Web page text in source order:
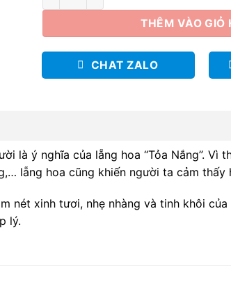
THÊM VÀO GIỎ
CHAT ZALO
là ý nghĩa của lẵng hoa “Tỏa Nắng”. Vì
lẵng hoa cũng khiến người ta cảm thấy
nét xinh tươi, nhẹ nhàng và tinh khôi
lý.